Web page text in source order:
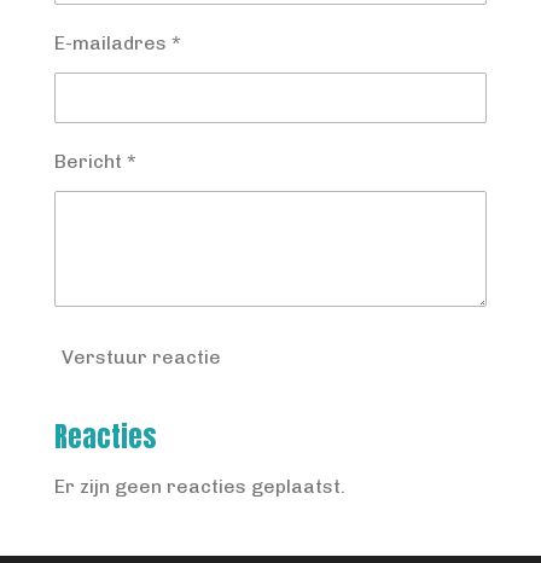
E-mailadres *
Bericht *
Verstuur reactie
Reacties
Er zijn geen reacties geplaatst.